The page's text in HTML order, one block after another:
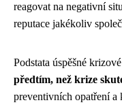
reagovat na negativní
reputace jakékoliv
Podstata úspěšné
předtím, než krize
preventivních opatření a